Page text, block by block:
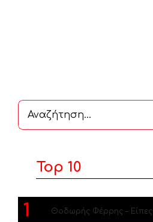
Αναζήτηση
...
Top 10
1 Θοδωρής Φέρρης – Είπες